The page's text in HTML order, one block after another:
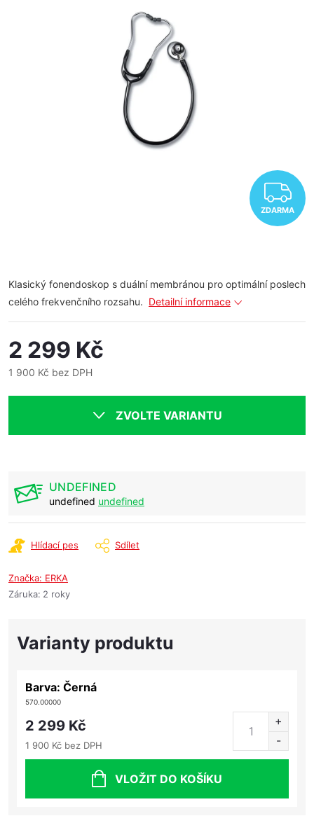
ZDARMA
Klasický fonendoskop s duální membránou pro optimální poslech
celého frekvenčního rozsahu. Detailní informace
2 299 Kč
1 900 Kč bez DPH
ZVOLTE VARIANTU
UNDEFINED
undefined undefined
Hlídací pes Sdílet
Značka: ERKA
Záruka: 2 roky
Barva: Černá
570.00000
2 299 Kč
1 900 Kč bez DPH
VLOŽIT DO KOŠÍKU